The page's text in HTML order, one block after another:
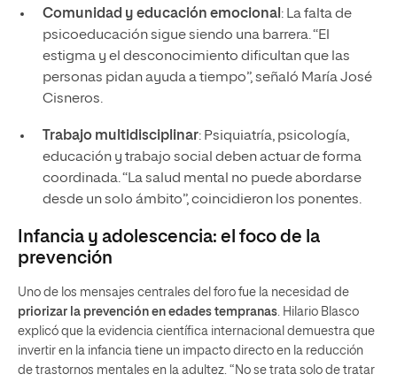
Comunidad y educación emocional : La falta de
psicoeducación sigue siendo una barrera. “El
estigma y el desconocimiento dificultan que las
personas pidan ayuda a tiempo”, señaló María José
Cisneros.
Trabajo multidisciplinar: Psiquiatría, psicología,
educación y trabajo social deben actuar de forma
coordinada. “La salud mental no puede abordarse
desde un solo ámbito”, coincidieron los ponentes.
Infancia y adolescencia: el foco de la
prevención
Uno de los mensajes centrales del foro fue la necesidad de
priorizar la prevención en edades tempranas . Hilario Blasco
explicó que la evidencia científica internacional demuestra que
invertir en la infancia tiene un impacto directo en la reducción
de trastornos mentales en la adultez. “No se trata solo de tratar